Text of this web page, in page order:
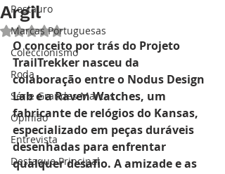
Restauro
Marcas Portuguesas
Coleccionismo
Roda
Série Grandes Marcas
Opinião
Entrevista
Destaque Principal
Argil
Avaliado com NaN de 5 estrelas.
O conceito por trás do Projeto
TrailTrekker nasceu da
colaboração entre o Nodus Design
Lab e a Raven Watches, um
fabricante de relógios do Kansas,
especializado em peças duráveis
desenhadas para enfrentar
qualquer desafio. A amizade e as